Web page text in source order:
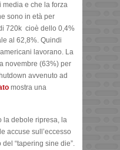
e che la forza
sono in età per
720k cioè dello 0,4%
al 62,8%. Quindi
lavorano. La
novembre (63%) per
avvenuto ad
mostra una
la debole ripresa, la
accuse sull’eccesso
“tapering sine die”.